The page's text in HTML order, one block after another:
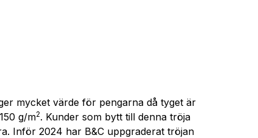
mycket värde för pengarna då tyget är
g/m2. Kunder som bytt till denna tröja
Inför 2024 har B&C uppgraderat tröjan